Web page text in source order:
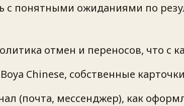
с понятными ожиданиями по
отмен и переносов, что с
Chinese, собственные
(почта, мессенджер), как